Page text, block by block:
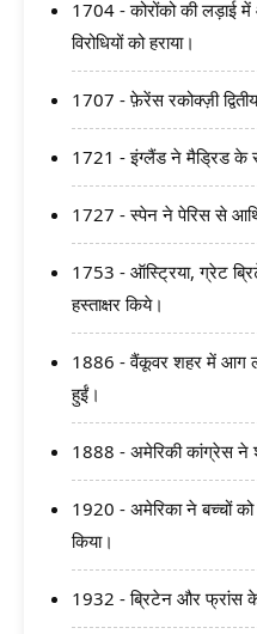
1704 - कोरोंको की लड़ाई
विरोधियों को हराया।
1707 - फ़ेरेंस रकोक्ज़ी
1721 - इंग्लैंड ने मैड्रिड के
1727 - स्पेन ने पेरिस से
1753 - ऑस्ट्रिया, ग्रेट
हस्ताक्षर किये।
1886 - वैंकूवर शहर में आग
हुईं।
1888 - अमेरिकी कांग्रेस ने
1920 - अमेरिका ने बच्चों को
किया।
1932 - ब्रिटेन और फ्रांस के